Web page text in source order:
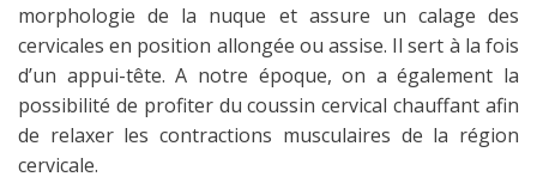
morphologie de la nuque et assure un calage des
cervicales en position allongée ou assise. Il sert à la fois
d’un appui-tête. A notre époque, on a également la
possibilité de profiter du coussin cervical chauffant afin
de relaxer les contractions musculaires de la région
cervicale.